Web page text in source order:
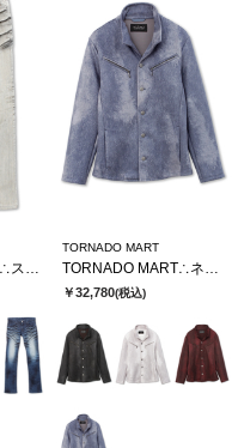
TORNADO MART∴ストロングダークダイシューカットデニム
TORNADO MART
TORNADO MART∴ネオシャツブルゾン
￥32,780(税込)